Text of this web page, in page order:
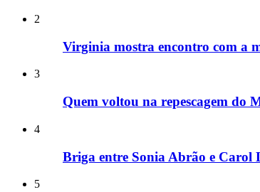
2
Virginia mostra encontro com a
3
Quem voltou na repescagem do
4
Briga entre Sonia Abrão e Carol
5